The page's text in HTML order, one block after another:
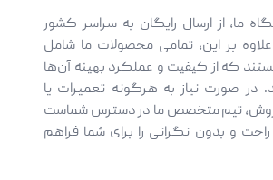
ما، از ارسال رایگان به سراسر کشور
بر این، تمامی محصولات ما شامل
که از کیفیت و عملکرد بهینه آن‌ها
در صورت نیاز به هرگونه تعمیرات یا
تیم متخصص ما در دسترس شماست
و بدون نگرانی را برای شما فراهم